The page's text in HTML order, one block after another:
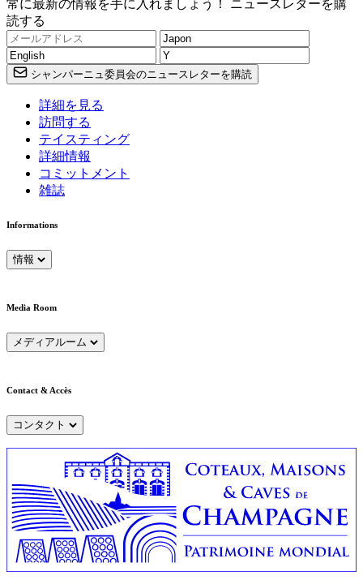
常に最新の情報を手に入れましょう！ ニュースレターを購
読する
シャンパーニュ委員会のニュースレターを購読
詳細を見る
訪問する
テイスティング
詳細情報
コミットメント
雑誌
Informations
情報
Media Room
メディアルーム
Contact & Accès
コンタクト